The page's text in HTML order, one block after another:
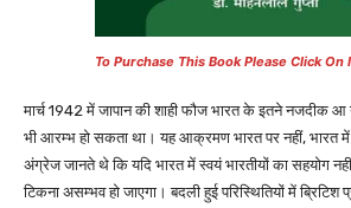
To Purchase This Book Please Click On
मार्च 1942 में जापान की शाही फौज भारत के इतने
भी आरम्भ हो सकता था। यह आक्रमण भारत पर नहीं, भारत में
अंग्रेज जानते थे कि यदि भारत में स्वयं भारतीयों का सहयोग नहीं
टिकना असम्भव हो जाएगा। बदली हुई परिस्थितियों में ब्रिटिश